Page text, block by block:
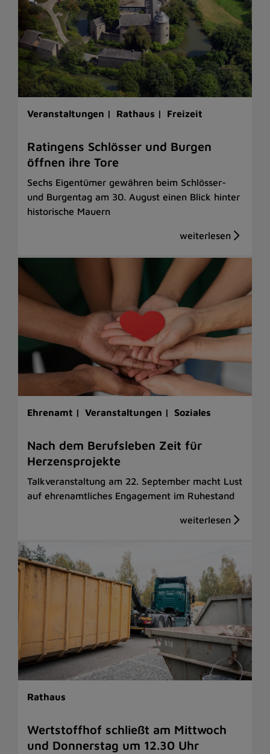
Veranstaltungen | Rathaus | Freizeit
Ratingens Schlösser und Burgen
öffnen ihre Tore
Sechs Eigentümer gewähren beim Schlösser-
und Burgentag am 30. August einen Blick hinter
historische Mauern
Ehrenamt | Veranstaltungen | Soziales
Nach dem Berufsleben Zeit für
Herzensprojekte
Talkveranstaltung am 22. September macht Lust
auf ehrenamtliches Engagement im Ruhestand
Rathaus
Wertstoffhof schließt am Mittwoch
und Donnerstag um 12.30 Uhr